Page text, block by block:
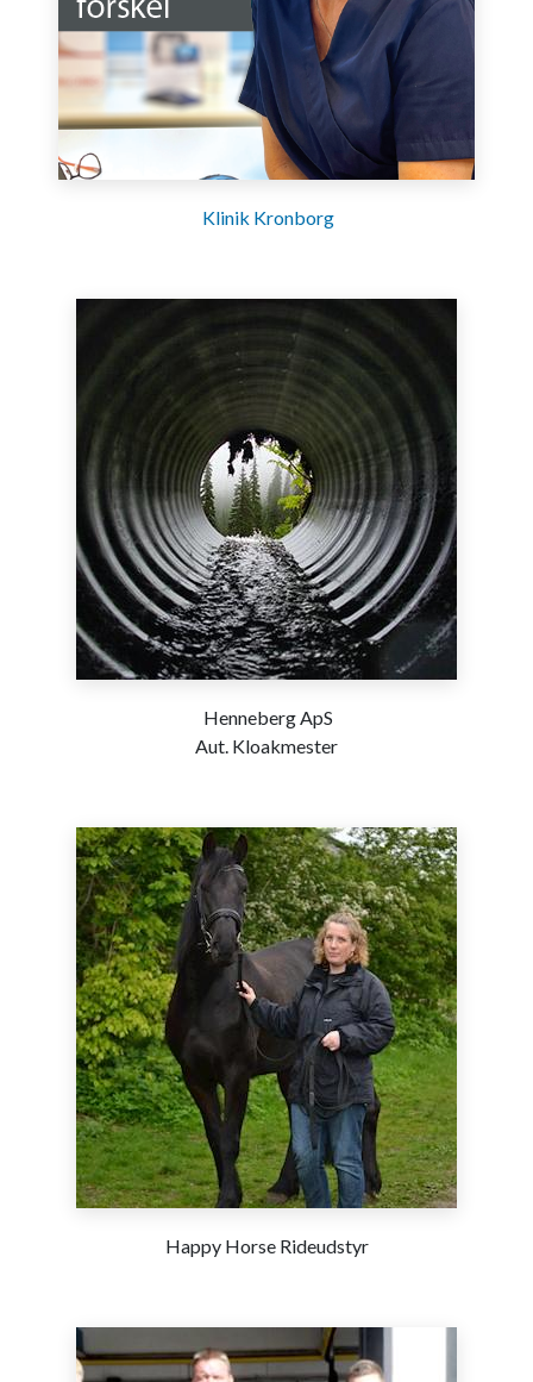
Klinik Kronborg
Henneberg ApS
Aut. Kloakmester
Happy Horse Rideudstyr